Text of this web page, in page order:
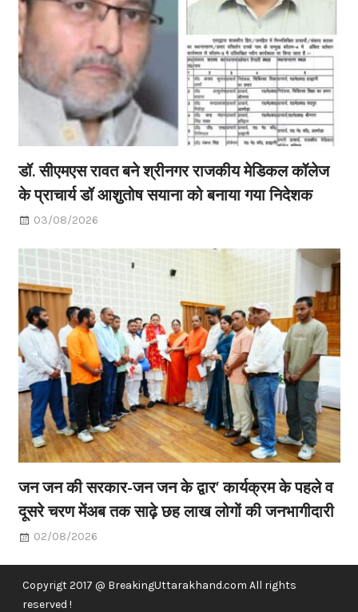
डॉ. सीएमएस रावत बने श्रीनगर राजकीय मेडिकल कॉलेज
के प्राचार्य डॉ आशुतोष सयाना को बनाया गया निदेशक
03/08/2026
जन जन की सरकार-जन जन के द्वार’ कार्यक्रम के पहले व
दूसरे चरण मेंअब तक साढ़े छह लाख लोगों की जनभागीदारी
02/08/2026
Copyrigt 2017 @ BreakingUttarakhand.com All rights
reserved !